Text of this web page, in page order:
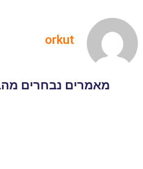
orkut
מאמרים נבחרים